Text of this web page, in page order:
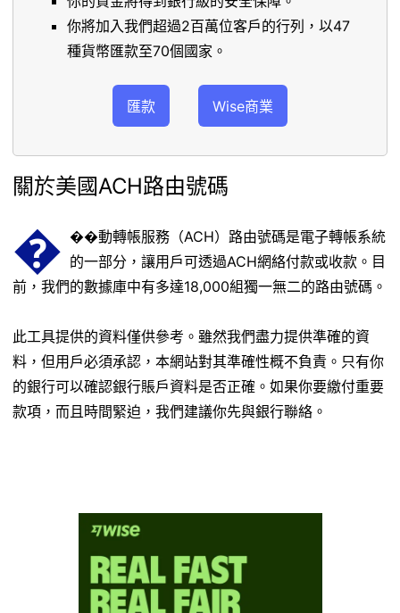
你將加入我們超過2百萬位客戶的行列，以47
種貨幣匯款至70個國家。
匯款 Wise商業
關於美國ACH路由號碼
� ��動轉帳服務（ACH）路由號碼是電子轉帳系統
的一部分，讓用戶可透過ACH網絡付款或收款。目
前，我們的數據庫中有多達18,000組獨一無二的路由號碼。
此工具提供的資料僅供參考。雖然我們盡力提供準確的資
料，但用戶必須承認，本網站對其準確性概不負責。只有你
的銀行可以確認銀行賬戶資料是否正確。如果你要繳付重要
款項，而且時間緊迫，我們建議你先與銀行聯絡。